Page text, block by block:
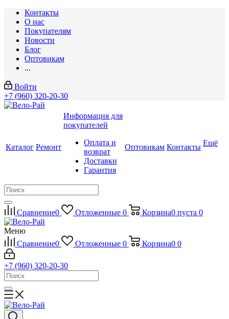
Контакты
О нас
Покупателям
Новости
Блог
Оптовикам
...
Войти
+7 (960) 320-20-30
Каталог Ремонт
Информация для
покупателей
Оплата и
возврат
Доставки
Гарантия
Оптовикам Контакты Ещё
Сравнение0 Отложенные 0 Корзина0 пуста 0
Меню
Сравнение0 Отложенные 0 Корзина0 0
+7 (960) 320-20-30